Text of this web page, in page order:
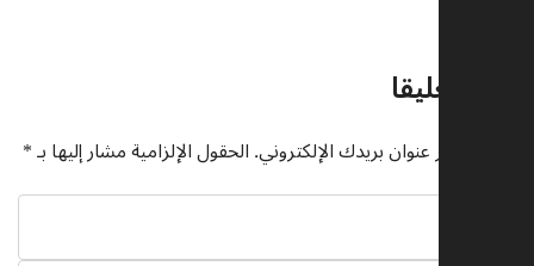
اترك تعليقا
لن يتم نشر عنوان بريدك الإلكتروني.الحقول الإلزامية مشار إليها بـ*